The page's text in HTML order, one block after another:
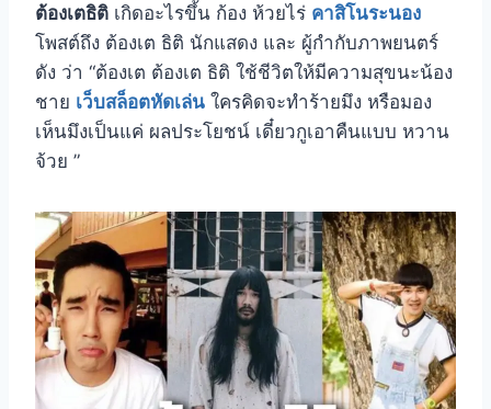
ต้องเตธิติ เกิดอะไรขึ้น ก้อง ห้วยไร่ คาสิโนระนอง
โพสต์ถึง ต้องเต ธิติ นักแสดง และ ผู้กำกับภาพยนตร์
ดัง ว่า “ต้องเต ต้องเต ธิติ ใช้ชีวิตให้มีความสุขนะน้อง
ชาย เว็บสล็อตหัดเล่น ใครคิดจะทำร้ายมึง หรือมอง
เห็นมึงเป็นแค่ ผลประโยชน์ เดี๋ยวกูเอาคืนแบบ หวาน
จ้วย ”